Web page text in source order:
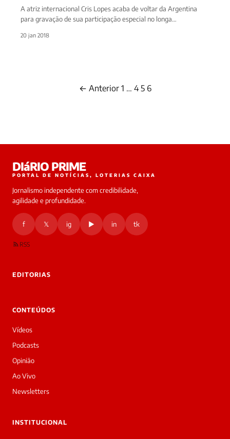
A atriz internacional Cris Lopes acaba de voltar da Argentina
para gravação de sua participação especial no longa
Souza com cenas rodadas em…
20 jan 2018
← Anterior 1 … 4 5 6
DIáRIO PRIME
PORTAL DE NOTÍCIAS, LOTERIAS CAIXA
Jornalismo independente com credibilidade,
agilidade e profundidade.
f 𝕏 ig ▶ in tk
RSS
EDITORIAS
CONTEÚDOS
Vídeos
Podcasts
Opinião
Ao Vivo
Newsletters
INSTITUCIONAL